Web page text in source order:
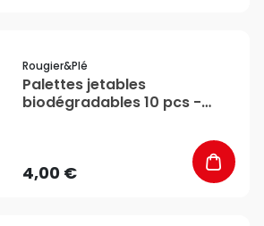
Rougier&plé
Palettes jetables
biodégradables 10 pcs -
4,00 €